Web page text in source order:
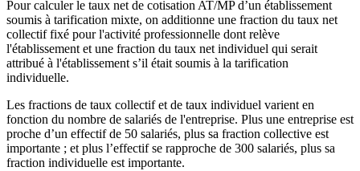
Pour calculer le taux net de cotisation AT/MP d’un établissement
soumis à tarification mixte, on additionne une fraction du taux net
collectif fixé pour l'activité professionnelle dont relève
l'établissement et une fraction du taux net individuel qui serait
attribué à l'établissement s’il était soumis à la tarification
individuelle.
Les fractions de taux collectif et de taux individuel varient en
fonction du nombre de salariés de l'entreprise. Plus une entreprise est
proche d’un effectif de 50 salariés, plus sa fraction collective est
importante ; et plus l’effectif se rapproche de 300 salariés, plus sa
fraction individuelle est importante.